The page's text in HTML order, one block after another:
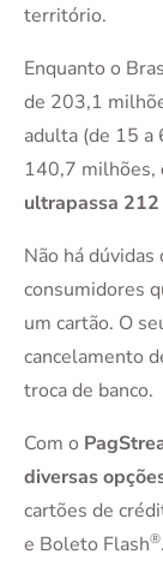
território.
Enquanto o
de 203,1
adulta (de 15 a
140,7 milhões,
ultrapassa
Não há
consumidores
um cartão. O
cancelamento
troca de banco.
Com o
diversas
cartões de
e Boleto Flash®.